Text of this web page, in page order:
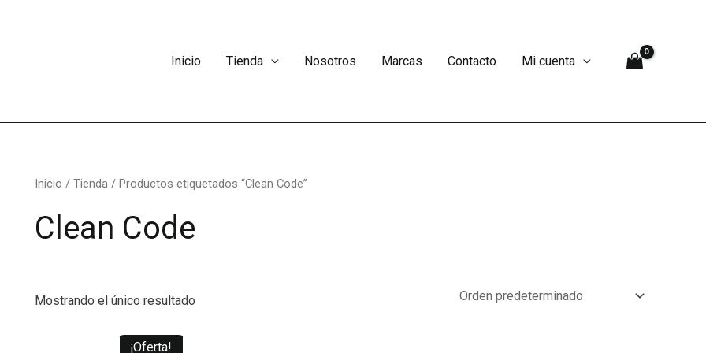
Inicio Tienda Nosotros Marcas Contacto Mi cuenta
Inicio / Tienda / Productos etiquetados “Clean Code”
Clean Code
Mostrando el único resultado
¡Oferta!